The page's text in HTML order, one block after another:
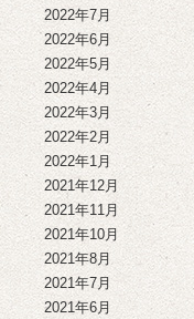
2022年7月
2022年6月
2022年5月
2022年4月
2022年3月
2022年2月
2022年1月
2021年12月
2021年11月
2021年10月
2021年8月
2021年7月
2021年6月